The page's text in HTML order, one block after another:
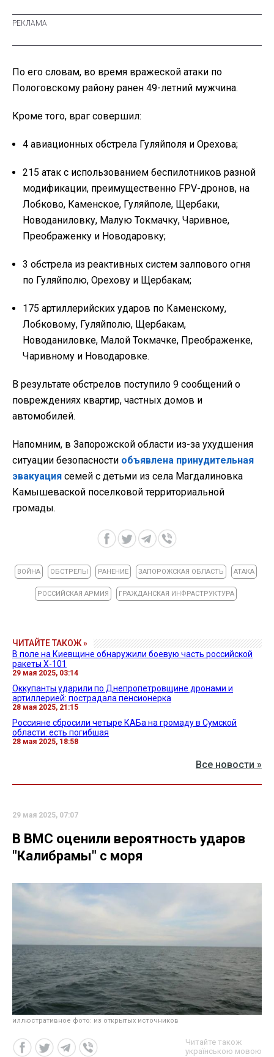
По его словам, во время вражеской атаки по
Пологовскому району ранен 49-летний мужчина.
Кроме того, враг совершил:
4 авиационных обстрела Гуляйполя и Орехова;
215 атак с использованием беспилотников разной
модификации, преимущественно FPV-дронов, на
Лобково, Каменское, Гуляйполе, Щербаки,
Новоданиловку, Малую Токмачку, Чаривное,
Преображенку и Новодаровку;
3 обстрела из реактивных систем залпового огня
по Гуляйполю, Орехову и Щербакам;
175 артиллерийских ударов по Каменскому,
Лобковому, Гуляйполю, Щербакам,
Новоданиловке, Малой Токмачке, Преображенке,
Чаривному и Новодаровке.
В результате обстрелов поступило 9 сообщений о
повреждениях квартир, частных домов и
автомобилей.
Напомним, в Запорожской области из-за ухудшения
ситуации безопасности объявлена принудительная
эвакуация семей с детьми из села Магдалиновка
Камышеваской поселковой территориальной
громады.
ВОЙНА ОБСТРЕЛЫ РАНЕНИЕ ЗАПОРОЖСКАЯ ОБЛАСТЬ АТАКА
РОССИЙСКАЯ АРМИЯ ГРАЖДАНСКАЯ ИНФРАСТРУКТУРА
ЧИТАЙТЕ ТАКОЖ »
В поле на Киевщине обнаружили боевую часть российской
ракеты Х-101
29 мая 2025, 03:14
Оккупанты ударили по Днепропетровщине дронами и
артиллерией: пострадала пенсионерка
28 мая 2025, 21:15
Россияне сбросили четыре КАБа на громаду в Сумской
области: есть погибшая
28 мая 2025, 18:58
Все новости »
29 мая 2025, 07:07
В ВМС оценили вероятность ударов
"Калибрамы" с моря
иллюстративное фото: из открытых источников
Читайте також
українською мовою